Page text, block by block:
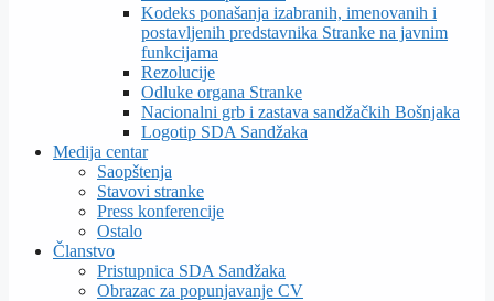
Kodeks ponašanja izabranih, imenovanih i
postavljenih predstavnika Stranke na javnim
funkcijama
Rezolucije
Odluke organa Stranke
Nacionalni grb i zastava sandžačkih Bošnjaka
Logotip SDA Sandžaka
Medija centar
Saopštenja
Stavovi stranke
Press konferencije
Ostalo
Članstvo
Pristupnica SDA Sandžaka
Obrazac za popunjavanje CV